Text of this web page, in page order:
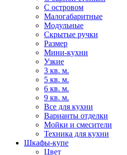
С островом
Малогабаритные
Модульные
Скрытые ручки
Размер
Мини-кухни
Узкие
3 кв. м.
5 кв. м.
6 кв. м.
9 кв. м.
Все для кухни
Варианты отделки
Мойки и смесители
Техника для кухни
Шкафы-купе
Цвет